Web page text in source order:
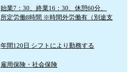
始業7：30、終業16：30、休憩60分、
所定労働8時間 ※時間外労働有（別途支
年間 120 日 シフトにより勤務する
雇用保険・社会保険